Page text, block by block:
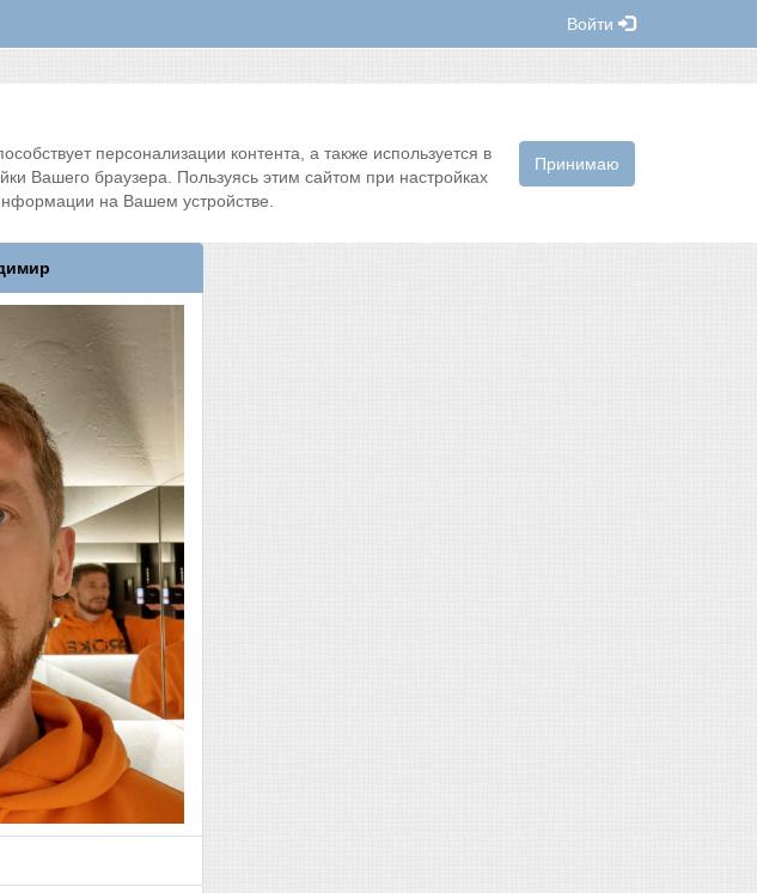
Войти
Принимаю
персонализации контента, а также используется в
Вашего браузера. Пользуясь этим сайтом при настройках
на Вашем устройстве.